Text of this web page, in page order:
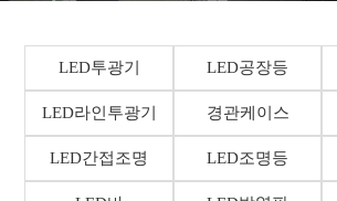
LED투광기 LED공장등
LED라인투광기 경관케이스
LED간접조명 LED조명등